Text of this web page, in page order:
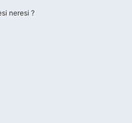
neresi ?